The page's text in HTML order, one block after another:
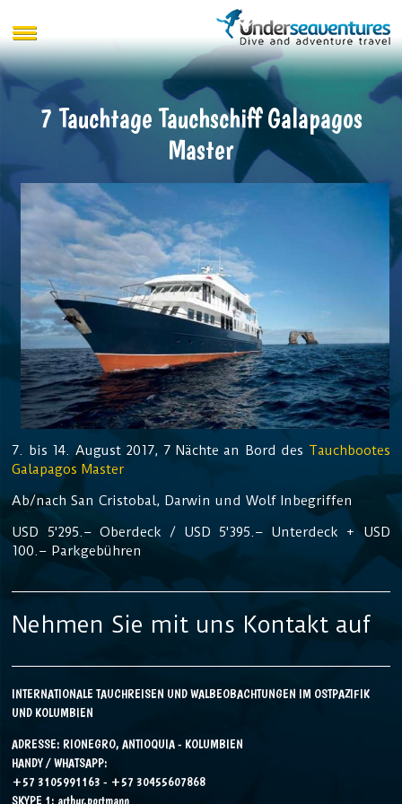
7 Tauchtage Tauchschiff Galapagos
Master
7. bis 14. August 2017, 7 Nächte an Bord des Tauchbootes
Galapagos Master
Ab/nach San Cristobal, Darwin und Wolf Inbegriffen
USD 5'295.– Oberdeck / USD 5'395.– Unterdeck + USD
100.– Parkgebühren
Nehmen Sie mit uns Kontakt auf
INTERNATIONALE TAUCHREISEN UND WALBEOBACHTUNGEN IM OSTPAZIFIK
UND KOLUMBIEN
ADRESSE: RIONEGRO, ANTIOQUIA - KOLUMBIEN
HANDY / WHATSAPP:
+57 3105991163 - +57 30455607868
SKYPE 1: arthur.portmann